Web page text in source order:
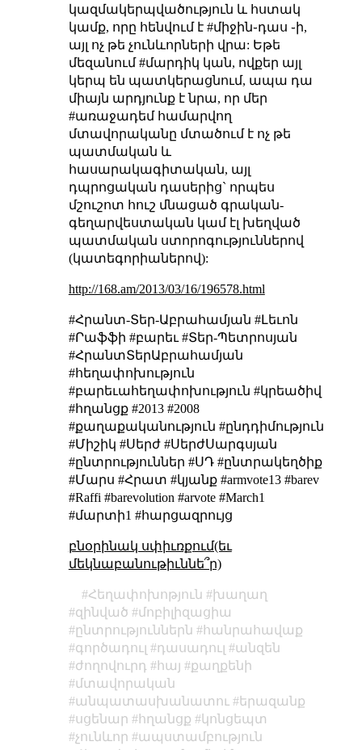
կազմակերպվածություն և հստակ
կամք, որը հենվում է #միջին֊դաս ֊ի,
այլ ոչ թե չունևորների վրա: Եթե
մեզանում #մարդիկ կան, ովքեր այլ
կերպ են պատկերացնում, ապա դա
միայն արդյունք է նրա, որ մեր
#առաջադեմ համարվող
մտավորականը մտածում է ոչ թե
պատմական և
հասարակագիտական, այլ
դպրոցական դասերից` որպես
մշուշոտ հուշ մնացած գրական-
գեղարվեստական կամ էլ խեղված
պատմական ստորոգություններով
(կատեգորիաներով):
http://168.am/2013/03/16/196578.html
#Հրանտ-Տեր-Աբրահամյան #Լեւոն
#Րաֆֆի #բարեւ #Տեր-Պետրոսյան
#ՀրանտՏերԱբրահամյան
#հեղափոխություն
#բարեւահեղափոխություն #կրեածիվ
#հղանցք #2013 #2008
#քաղաքականություն #ընդդիմություն
#Միշիկ #Սերժ #ՍերժՍարգսյան
#ընտրություններ #ՍԴ #ընտրակեղծիք
#Մարս #Հրատ #կյանք #armvote13 #barev
#Raffi #barevolution #arvote #March1
#մարտի1 #հարցազրույց
բնօրինակ սփիւռքում(եւ
մեկնաբանութիւննե՞ր)
Հեղափոխոթյուն
խաղաղ
զինված
մոբիլիզացիա
ընտրություններն
հանրահավաք
գործադուլ
դասադուլ
անզեն
ժողովուրդ
հայ
քաղքենի
մտավորական
անպատասխանատու
երազանք
սցենար
հղանցք
կոնցեպտ
չունևոր
ապստամբություն